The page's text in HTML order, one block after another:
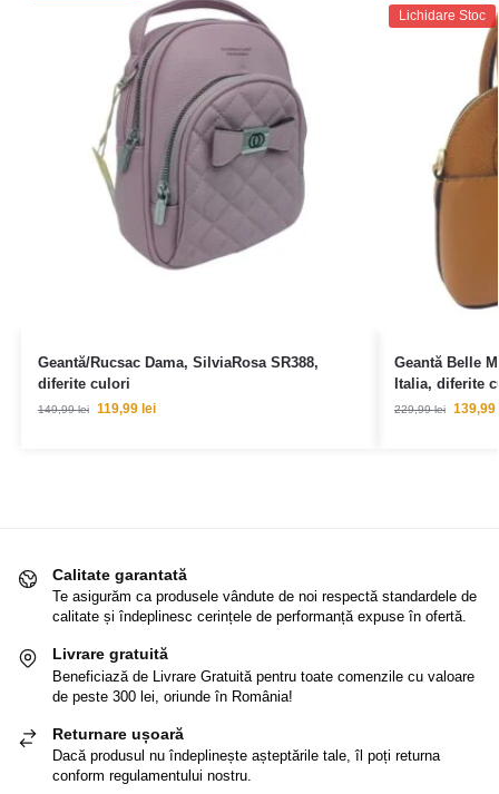
Geantă/Rucsac Dama, SilviaRosa SR388,
diferite culori
149,99lei 119,99 lei
Lichidare Stoc
Geantă Belle
Italia, diferite
229,99lei 139,99
Calitate garantată
Te asigurăm ca produsele vândute de noi respectă standardele de
calitate și îndeplinesc cerințele de performanță expuse în ofertă.
Livrare gratuită
Beneficiază de Livrare Gratuită pentru toate comenzile cu valoare
de peste 300 lei, oriunde în România!
Returnare ușoară
Dacă produsul nu îndeplinește așteptările tale, îl poți returna
conform regulamentului nostru.